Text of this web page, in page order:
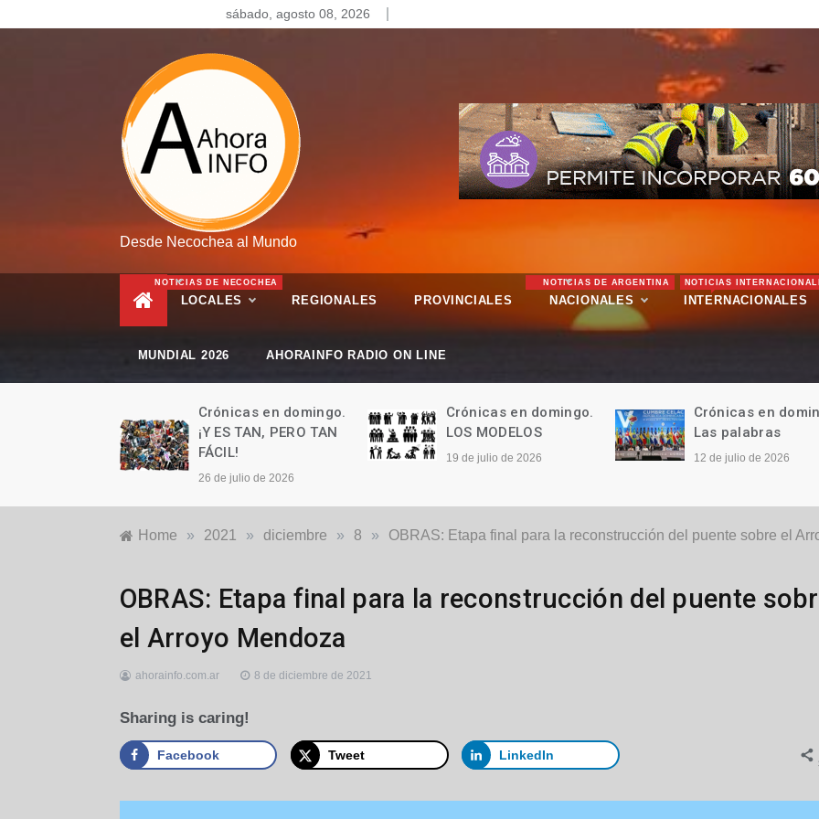
to
sábado, agosto 08, 2026
Desde Necochea al Mundo
LOCALES
NOTICIAS DE NECOCHEA
REGIONALES PROVINCIALES NACIONALES
NOTICIAS DE ARGENTINA
INTERNACIONALES
NOTICIAS
MUNDIAL 2026 AHORAINFO RADIO ON LINE
Crónicas en domingo.
¡Y ES TAN, PERO TAN
FÁCIL!
26 de julio de 2026
Crónicas en domingo.
LOS MODELOS
19 de julio de 2026
Crónicas en
Las palabras
12 de julio de 2026
Home » 2021 » diciembre » 8 » OBRAS: Etapa final para la reconstrucción del puente sobre el
Generales
Locales
OBRAS: Etapa final para la reconstrucción del puente
el Arroyo Mendoza
ahorainfo.com.ar 8 de diciembre de 2021
Sharing is caring!
Facebook Tweet LinkedIn